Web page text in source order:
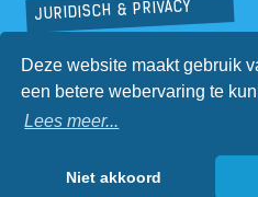
Deze website maakt gebruik
een betere webervaring te
Lees meer...
Niet akkoord
JURIDISCH & PRIVACY
ALGEMENE VOORWAARDEN